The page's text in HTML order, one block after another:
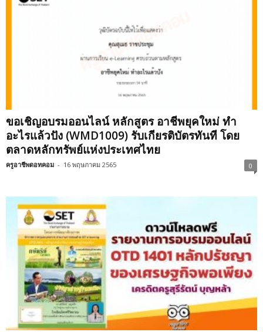
ขอเชิญอบรมออนไลน์ หลักสูตร อาชีพยุคใหม่ ทำ
อะไรแล้วปัง (WMD1009) รับเกียรติบัตรทันที โดย
ตลาดหลักทรัพย์แห่งประเทศไทย
ครูอาชีพดอทคอม - 16 พฤษภาคม 2565 0